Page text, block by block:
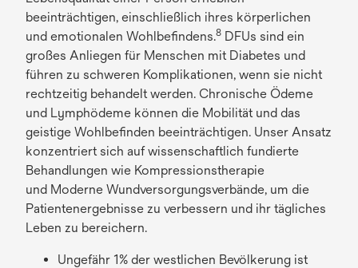
beeinträchtigen, einschließlich ihres körperlichen
und emotionalen Wohlbefindens.8 DFUs sind ein
großes Anliegen für Menschen mit Diabetes und
führen zu schweren Komplikationen, wenn sie nicht
rechtzeitig behandelt werden. Chronische Ödeme
und Lymphödeme können die Mobilität und das
geistige Wohlbefinden beeinträchtigen. Unser Ansatz
konzentriert sich auf wissenschaftlich fundierte
Behandlungen wie Kompressionstherapie
und Moderne Wundversorgungsverbände, um die
Patientenergebnisse zu verbessern und ihr tägliches
Leben zu bereichern.
Ungefähr 1% der westlichen Bevölkerung ist